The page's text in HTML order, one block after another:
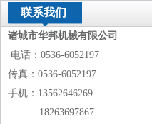
联系我们
诸城市华邦机械有限公司
电话：0536-6052197
传真：0536-6052197
手机：13562646269
18263697867